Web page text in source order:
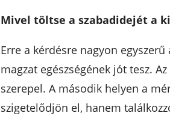
Mivel töltse a szabadidejét a
Erre a kérdésre nagyon
magzat egészségének jót tesz.
szerepel. A második helyen a
szigetelődjön el, hanem